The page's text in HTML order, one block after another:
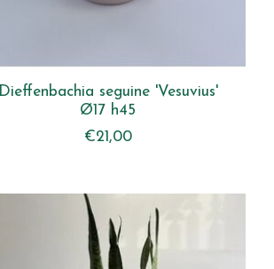
Dieffenbachia seguine 'Vesuvius'
Ø17 h45
€21,00